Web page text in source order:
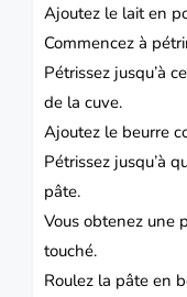
Ajoutez le lait en
Commencez à
Pétrissez jusqu’à
de la cuve.
Ajoutez le beurre
Pétrissez jusqu’à
pâte.
Vous obtenez une
touché.
Roulez la pâte en